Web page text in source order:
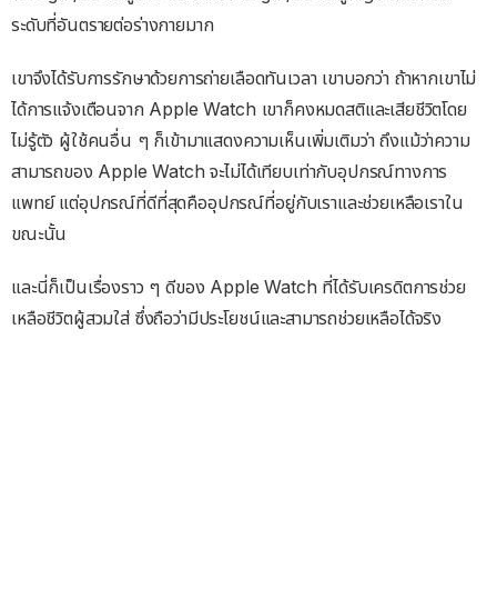
ระดับที่อันตรายต่อร่างกายมาก
เขาจึงได้รับการรักษาด้วยการถ่ายเลือดทันเวลา เขาบอกว่า ถ้าหากเขาไม่
ได้การแจ้งเตือนจาก Apple Watch เขาก็คงหมดสติและเสียชีวิตโดย
ไม่รู้ตัว ผู้ใช้คนอื่น ๆ ก็เข้ามาแสดงความเห็นเพิ่มเติมว่า ถึงแม้ว่าความ
สามารถของ Apple Watch จะไม่ได้เทียบเท่ากับอุปกรณ์ทางการ
แพทย์ แต่อุปกรณ์ที่ดีที่สุดคืออุปกรณ์ที่อยู่กับเราและช่วยเหลือเราใน
ขณะนั้น
และนี่ก็เป็นเรื่องราว ๆ ดีของ Apple Watch ที่ได้รับเครดิตการช่วย
เหลือชีวิตผู้สวมใส่ ซึ่งถือว่ามีประโยชน์และสามารถช่วยเหลือได้จริง